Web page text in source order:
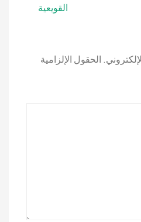
القويعية
الحقول الإلزامية